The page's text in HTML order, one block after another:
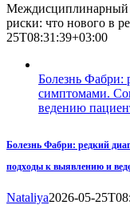
Междисциплинарный
риски: что нового в
25T08:31:39+03:00
Болезнь Фабри:
симптомами.
ведению
Болезнь Фабри: редкий
подходы к выявлению и
Nataliya2026-05-